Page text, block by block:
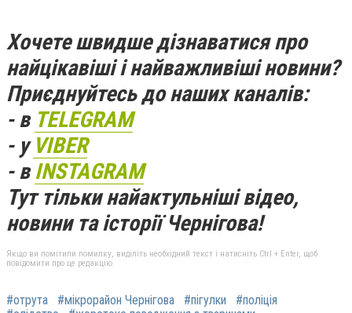
Хочете швидше дізнаватися про
найцікавіші і найважливіші новини?
Приєднуйтесь до наших каналів:
- в TELEGRAM
- у VIBER
- вINSTAGRAM
Тут тільки найактульніші відео,
новини та історії Чернігова!
Якщо ви помітили помилку, виділіть необхідний текст і натисніть Ctrl + Enter, щоб
повідомити про це редакцію
#отрута #мікрорайон Чернігова #пігулки
#поліція